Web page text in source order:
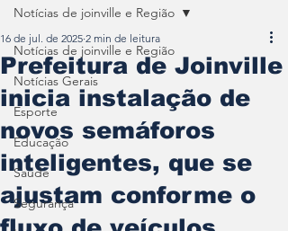
Notícias de joinville e Região
Notícias Gerais
Esporte
Educação
Saúde
Segurança
Notícias de joinville e Região
Prefeitura de Joinville
inicia instalação de
novos semáforos
inteligentes, que se
ajustam conforme o
16 de jul. de 2025 2 min de leitura